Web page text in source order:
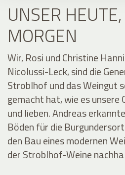
UNSER
MORGEN
Wir, Rosi und Christine
Nicolussi-Leck, sind die
Stroblhof und das Weingut
gemacht hat, wie es unsere
und lieben. Andreas
Böden für die
den Bau eines modernen
der Stroblhof-Weine